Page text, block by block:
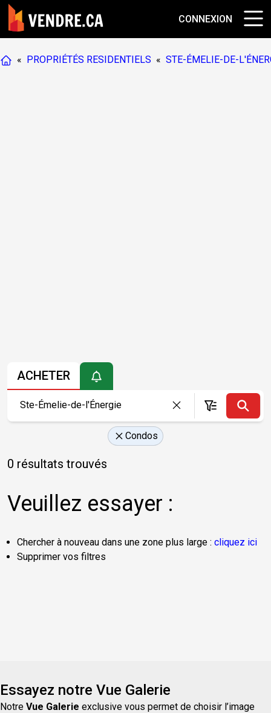
CONNEXION
« PROPRIÉTÉS RESIDENTIELS « STE-ÉMELIE-DE-
ACHETER
Condos
0 résultats trouvés
Veuillez essayer :
Chercher à nouveau dans une zone plus large : cliquez ici
Supprimer vos filtres
Essayez notre Vue Galerie
Notre Vue Galerie exclusive vous permet de choisir l’image